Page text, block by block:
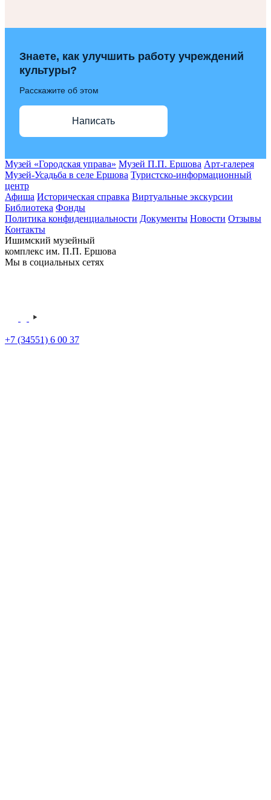
Знаете, как улучшить работу учреждений
культуры?
Расскажите об этом
Написать
Музей «Городская управа» Музей П.П. Ершова Арт-галерея
Музей-Усадьба в селе Ершова Туристско-информационный
центр
Афиша Историческая справка Виртуальные экскурсии
Библиотека Фонды
Политика конфиденциальности Документы Новости Отзывы
Контакты
Ишимский музейный
комплекс им. П.П. Ершова
Мы в социальных сетях
+7 (34551) 6 00 37